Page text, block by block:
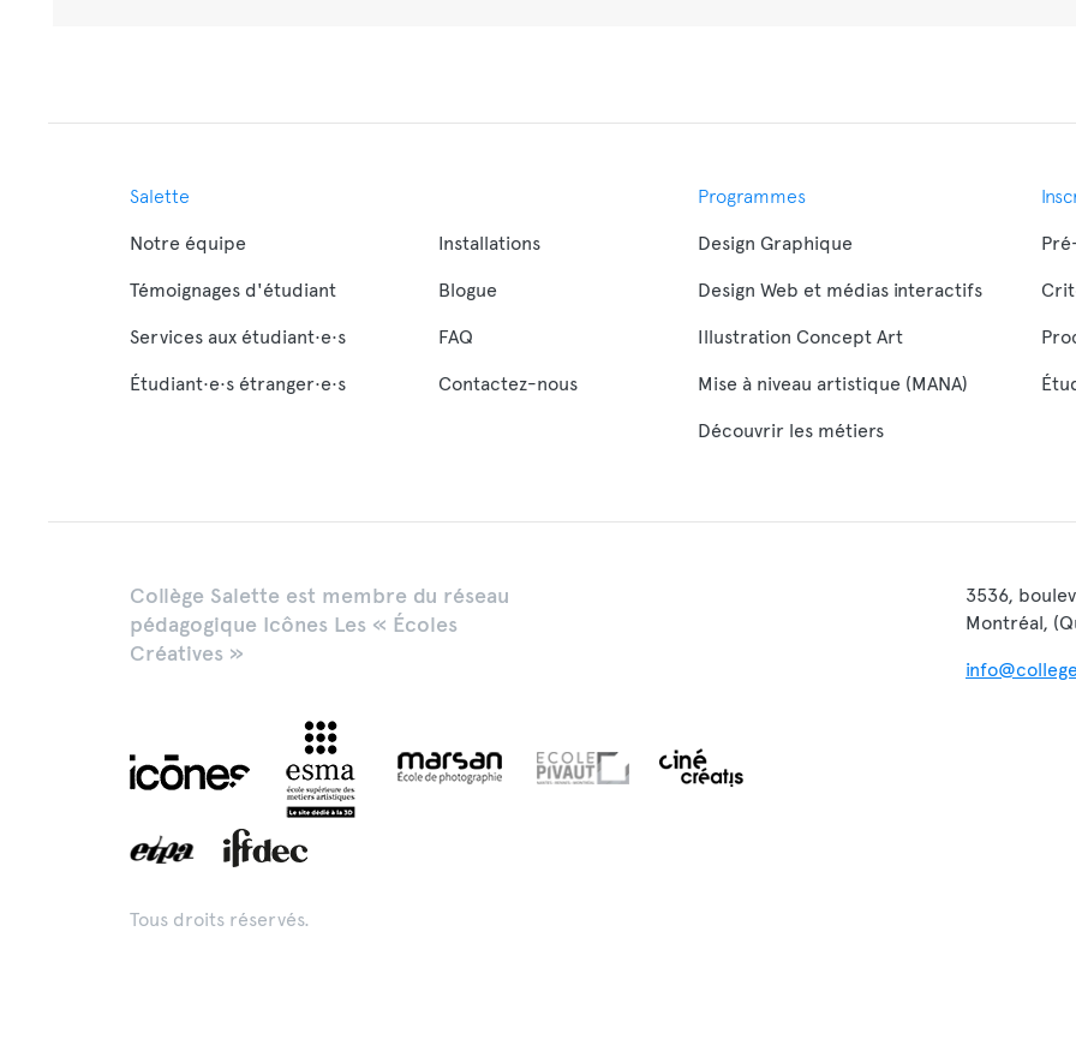
Salette
Notre équipe
Témoignages d'étudiant
Services aux étudiant·e·s
Étudiant·e·s étranger·e·s
Installations
Blogue
FAQ
Contactez-nous
Programmes
Design Graphique
Design Web et médias interactifs
Illustration Concept Art
Mise à niveau artistique (MANA)
Découvrir les métiers
Collège Salette est membre du réseau
pédagogique Icônes Les « Écoles
Créatives »
Tous droits réservés.
3536,
Montréal,